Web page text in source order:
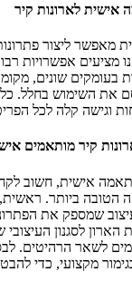
אישית לארונות קיר
מאפשר ליצור
מציעים אפשרויות
בעומקים שונים,
את השימוש בחלל. כל
וגישה קלה לכל
קיר מותאמים
אישית, חשוב
הטובה ביותר.
שמספק את
לסגנון
לשאר הרהיטים.
מקצועי, כדי